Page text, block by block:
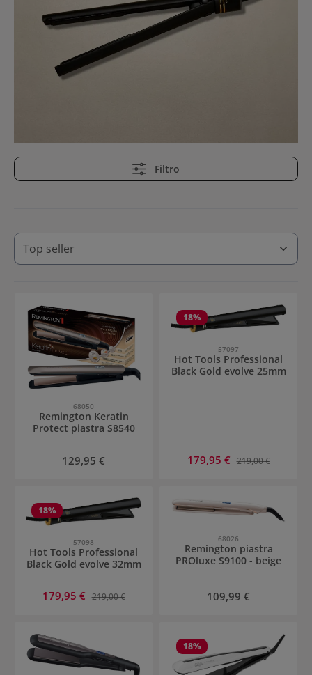
Filtro
68050
Remington Keratin
Protect piastra S8540
Prezzo normale:
129,95 €
18%
57097
Hot Tools Professional
Black Gold evolve 25mm
Prezzo di vendita:
179,95 € Prezzo normale:
219,00 €
18%
57098
Hot Tools Professional
Black Gold evolve 32mm
Prezzo di vendita:
179,95 € Prezzo normale:
219,00 €
68026
Remington piastra
PROluxe S9100 - beige
Prezzo normale:
109,99 €
18%